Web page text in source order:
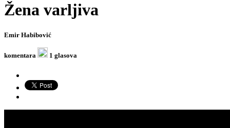
Žena varljiva
Emir Habibović
komentara 1 glasova